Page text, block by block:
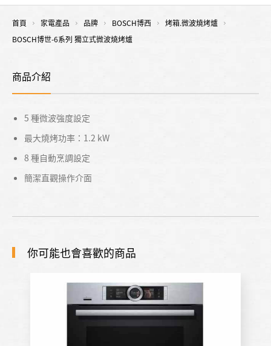
首頁 家電產品 品牌 BOSCH博西
烤箱.微波燒烤爐
BOSCH博世-6系列 獨立式微波燒烤爐
商品介紹
5 種微波強度設定
最大燒烤功率：1.2 kW
8 種自動烹調設定
簡潔直觀操作介面
你可能也會喜歡的商品